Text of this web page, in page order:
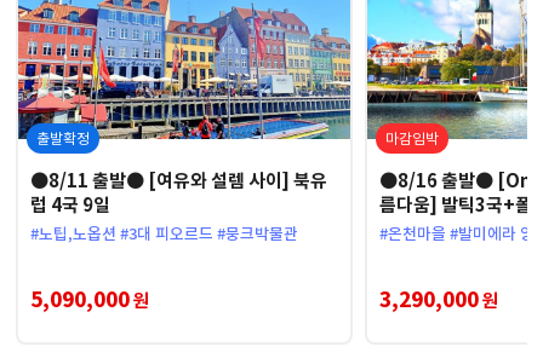
출발확정
●8/11 출발● [여유와 설렘 사이] 북유
럽 4국 9일
#노팁,노옵션 #3대 피오르드 #뭉크박물관
5,090,000원
마감임박
●8/16 출발● [Only
름다움] 발틱3국+폴
#온천마을 #발미에라 양
3,290,000원